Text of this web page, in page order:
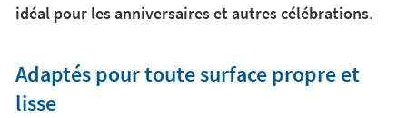
idéal pour les anniversaires et autres célébrations.
Adaptés pour toute surface propre et
lisse